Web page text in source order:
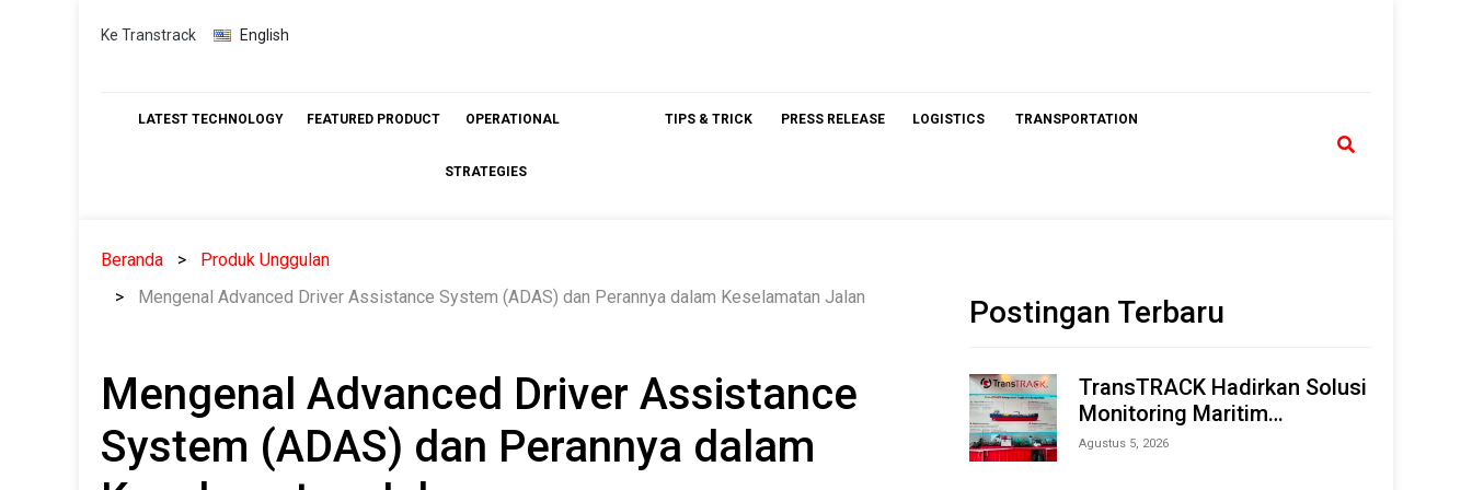
Skip
Ke Transtrack English
LATEST TECHNOLOGY FEATURED PRODUCT OPERATIONAL
STRATEGIES
TIPS & TRICK PRESS RELEASE LOGISTICS TRANSPORTATION
Beranda
Produk Unggulan
Mengenal Advanced Driver Assistance System (ADAS) dan Perannya dalam Keselamatan Jalan
Mengenal Advanced Driver Assistance
System (ADAS) dan Perannya dalam
Postingan Terbaru
TransTRACK Hadirkan Solusi
Monitoring Maritim
Terintegrasi Berbasis AI &
Agustus 5, 2026